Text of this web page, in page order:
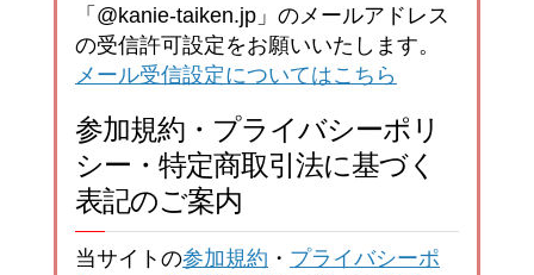
「@kanie-taiken.jp」のメールアドレス
の受信許可設定をお願いいたします。
メール受信設定についてはこちら
参加規約・プライバシーポリ
シー・特定商取引法に基づく
表記のご案内
当サイトの参加規約 ・ プライバシーポ